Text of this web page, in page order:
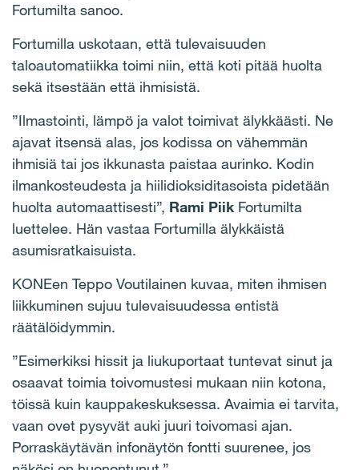
Fortumilta sanoo.
Fortumilla uskotaan, että tulevaisuuden
taloautomatiikka toimi niin, että koti pitää huolta
sekä itsestään että ihmisistä.
”Ilmastointi, lämpö ja valot toimivat älykkäästi. Ne
ajavat itsensä alas, jos kodissa on vähemmän
ihmisiä tai jos ikkunasta paistaa aurinko. Kodin
ilmankosteudesta ja hiilidioksiditasoista pidetään
huolta automaattisesti”, Rami PiikFortumilta
luettelee. Hän vastaa Fortumilla älykkäistä
asumisratkaisuista.
KONEen Teppo Voutilainen kuvaa, miten ihmisen
liikkuminen sujuu tulevaisuudessa entistä
räätälöidymmin.
”Esimerkiksi hissit ja liukuportaat tuntevat sinut ja
osaavat toimia toivomustesi mukaan niin kotona,
töissä kuin kauppakeskuksessa. Avaimia ei tarvita,
vaan ovet pysyvät auki juuri toivomasi ajan.
Porraskäytävän infonäytön fontti suurenee, jos